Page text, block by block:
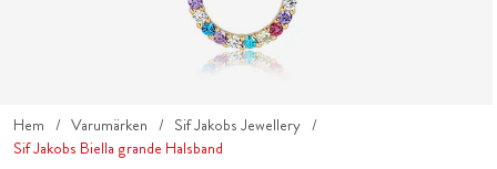
Hem Varumärken
Sif Jakobs Jewellery
Sif Jakobs Biella grande Halsband